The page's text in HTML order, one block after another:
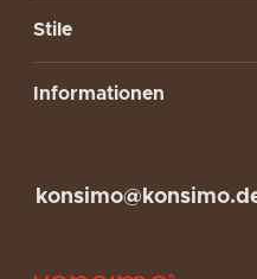
Stile
Informationen